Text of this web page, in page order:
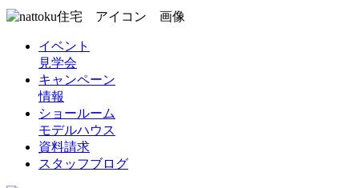
イベント
見学会
キャンペーン
情報
ショールーム
モデルハウス
資料請求
スタッフブログ